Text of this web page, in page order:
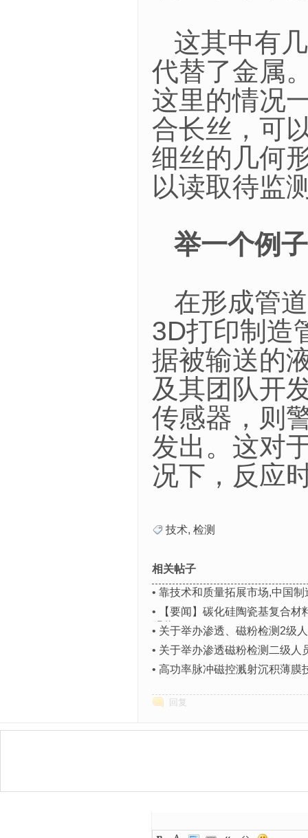
这其中有
代替了金属
这里的情况
合长丝，可
细丝的几何
以读取待监
举一个例
在形成管
3D打印制造
据被输送的
及其团队开
传感器，则
发出。这对
况下，反应
技术, 检测
相关帖子
• 靠技术和质量拓展市场,中国制
•
【要闻】碳化硅陶瓷基复合
明奖
• 关于举办渗透、磁粉检测2级
• 关于举办渗透磁粉检测二级人
• 高功率脉冲磁控溅射沉积薄膜
回复